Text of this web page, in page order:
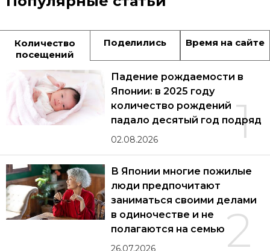
Количество
посещений
Поделились Время на сайте
1
Падение рождаемости в
Японии: в 2025 году
количество рождений
падало десятый год подряд
02.08.2026
2
В Японии многие пожилые
люди предпочитают
заниматься своими делами
в одиночестве и не
полагаются на семью
26.07.2026